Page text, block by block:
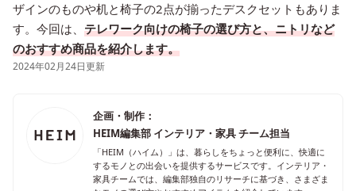
ザインのものや机と椅子の2点が揃ったデスクセットもありま
す。今回は、 テレワーク向けの椅子の選び方と、ニトリなど
のおすすめ商品を紹介します。
2024年02月24日更新
企画・制作：
HEIM編集部 インテリア・家具 チーム担当
「HEIM（ハイム）」は、暮らしをちょっと便利に、快適に
するモノとの出会いを提供するサービスです。インテリア・
家具チームでは、編集部独自のリサーチに基づき、さまざま